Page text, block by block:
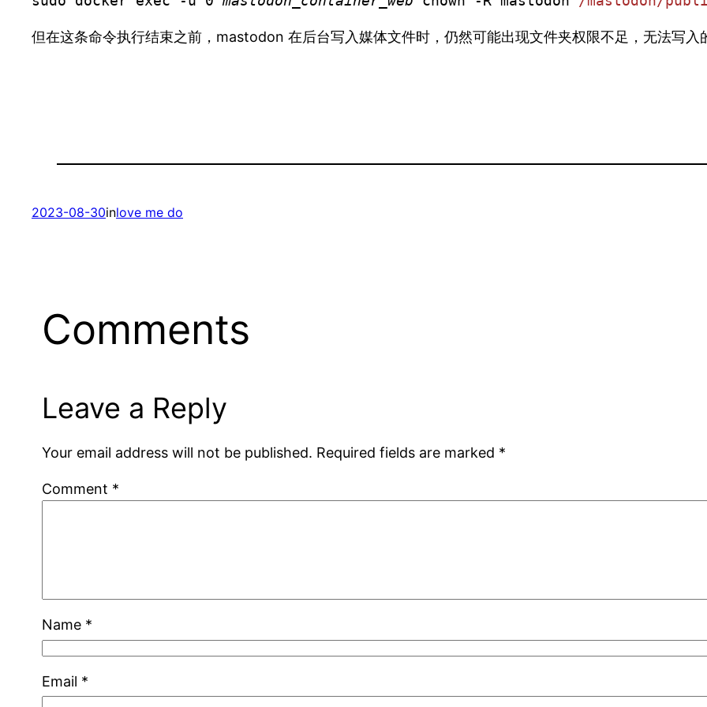
但在这条命令执行结束之前，mastodon 在后台写入媒体文件时，仍然可能出现文件夹权限不足，无法写入
2023-08-30inlove me do
Comments
Leave a Reply
Your email address will not be published. Required fields are marked *
Comment *
Name *
Email *